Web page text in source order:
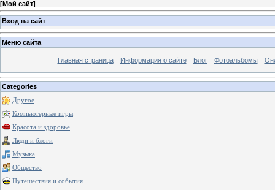
[Мой сайт]
Вход на сайт
Меню сайта
Главная страница Информация о сайте Блог Фотоальбомы
Categories
Другое
Компьютерные игры
Красота и здоровье
Люди и блоги
Музыка
Общество
Путешествия и события